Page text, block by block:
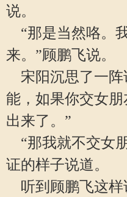
说。
“那是当然咯。
来。”顾鹏飞说。
宋阳沉思了一阵
能，如果你交女
出来了。”
“那我就不交女
证的样子说道。
听到顾鹏飞这样